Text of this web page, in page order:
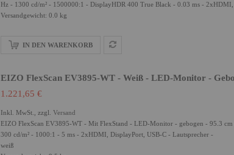
Hz - 1300 cd/m² - 1500000:1 - DisplayHDR 400 True Black - 0.03 ms -
Versandgewicht: 0.0 kg
IN DEN WARENKORB
EIZO FlexScan EV3895-WT - Weiß - LED-Monitor -
1.221,65 €
Inkl. MwSt., zzgl. Versand
EIZO FlexScan EV3895-WT - Mit FlexStand - LED-Monitor - gebogen - 95.3
300 cd/m² - 1000:1 - 5 ms - 2xHDMI, DisplayPort, USB-C - Lautsprecher -
weiß